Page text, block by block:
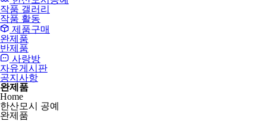
작품 갤러리
작품 활동
제품구매
완제품
반제품
사랑방
자유게시판
공지사항
완제품
Home
한산모시 공예
완제품